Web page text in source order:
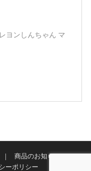
ヨンしんちゃん マ
商品のお知らせ
ーポリシー